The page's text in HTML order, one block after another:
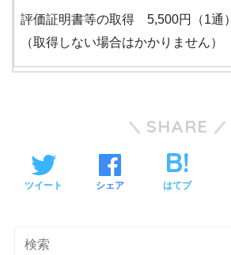
評価証明書等の取得 5,500円（1通）
（取得しない場合はかかりません）
SHARE
ツイート シェア はてブ